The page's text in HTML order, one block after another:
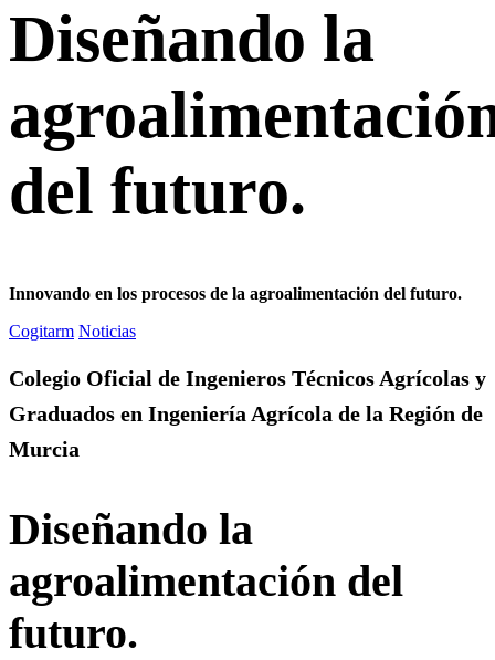
Diseñando la
del futuro.
Innovando en los procesos de la agroalimentación del futuro.
Cogitarm Noticias
Colegio Oficial de Ingenieros Técnicos Agrícolas y
Graduados en Ingeniería Agrícola de la Región de
Murcia
Diseñando la
agroalimentación del
futuro.